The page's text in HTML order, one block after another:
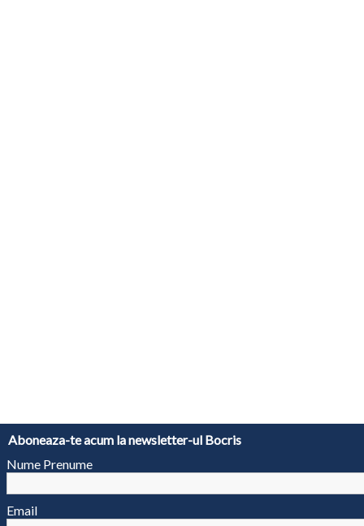
Aboneaza-te acum la newsletter-ul Bocris
Nume Prenume
Email